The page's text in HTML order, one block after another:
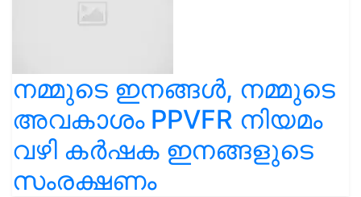
നമ്മുടെ ഇനങ്ങൾ, നമ്മുടെ
അവകാശം PPVFR നിയമം
വഴി കർഷക ഇനങ്ങളുടെ
സംരക്ഷണം